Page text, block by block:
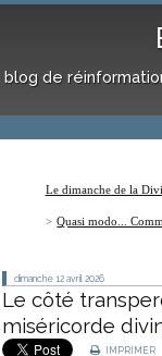
blog de
Le dimanche de la
Quasi modo...
dimanche 12 avril 2026
Le côté
miséricorde
IMPRIMER